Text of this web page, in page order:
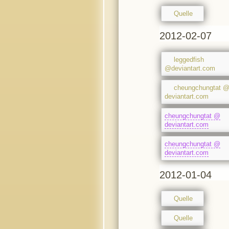
Quelle
2012-02-07
leggedfish
@deviantart.com
cheungchungtat
deviantart.com
cheungchungtat @
deviantart.com
cheungchungtat @
deviantart.com
2012-01-04
Quelle
Quelle